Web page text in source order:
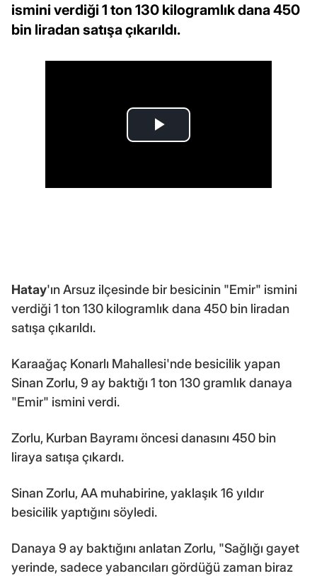
ismini verdiği 1 ton 130 kilogramlık dana 450
bin liradan satışa çıkarıldı.
Hatay'ın Arsuz ilçesinde bir besicinin "Emir" ismini
verdiği 1 ton 130 kilogramlık dana 450 bin liradan
satışa çıkarıldı.
Karaağaç Konarlı Mahallesi'nde besicilik yapan
Sinan Zorlu, 9 ay baktığı 1 ton 130 gramlık danaya
"Emir" ismini verdi.
Zorlu, Kurban Bayramı öncesi danasını 450 bin
liraya satışa çıkardı.
Sinan Zorlu, AA muhabirine, yaklaşık 16 yıldır
besicilik yaptığını söyledi.
Danaya 9 ay baktığını anlatan Zorlu, "Sağlığı gayet
yerinde, sadece yabancıları gördüğü zaman biraz